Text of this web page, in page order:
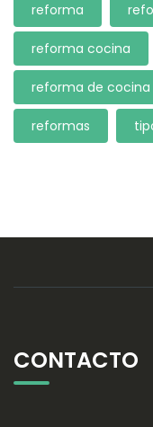
reforma
reforma cocina
reforma de cocina
reformas
CONTACTO